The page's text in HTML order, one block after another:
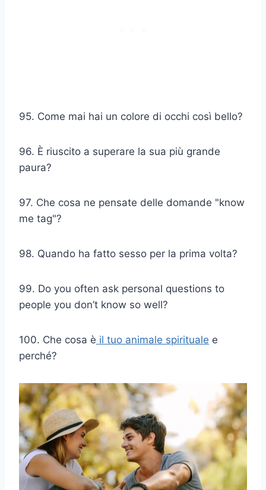
95. Come mai hai un colore di occhi così bello?
96. È riuscito a superare la sua più grande
paura?
97. Che cosa ne pensate delle domande "know
me tag"?
98. Quando ha fatto sesso per la prima volta?
99. Do you often ask personal questions to
people you don’t know so well?
100. Che cosa è il tuo animale spirituale e
perché?